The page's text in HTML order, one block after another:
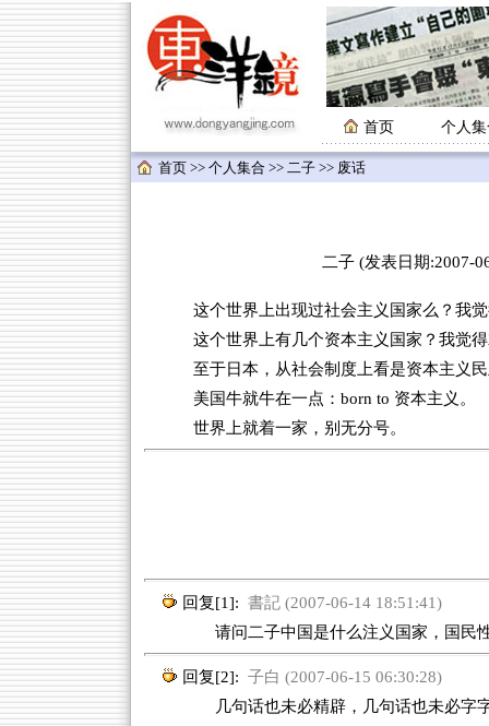
首页 个人
首页 >> 个人集合 >> 二子 >> 废话
二子 (发表日期:2007-
这个世界上出现过社会主义国家么？我觉
这个世界上有几个资本主义国家？我觉
至于日本，从社会制度上看是资本主义
美国牛就牛在一点：born to 资本主义。
世界上就着一家，别无分号。
回复[1]: 書記 (2007-06-14 18:51:41)
请问二子中国是什么注义国家，国民
回复[2]: 子白 (2007-06-15 06:30:28)
几句话也未必精辟，几句话也未必字